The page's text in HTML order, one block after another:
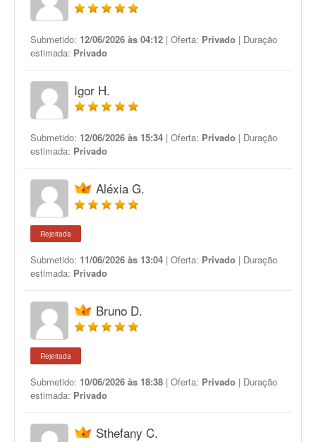
Submetido: 12/06/2026 às 04:12 | Oferta: Privado | Duração
estimada: Privado
Igor H.
Submetido: 12/06/2026 às 15:34 | Oferta: Privado | Duração
estimada: Privado
Aléxia G.
Rejeitada
Submetido: 11/06/2026 às 13:04 | Oferta: Privado | Duração
estimada: Privado
Bruno D.
Rejeitada
Submetido: 10/06/2026 às 18:38 | Oferta: Privado | Duração
estimada: Privado
Sthefany C.